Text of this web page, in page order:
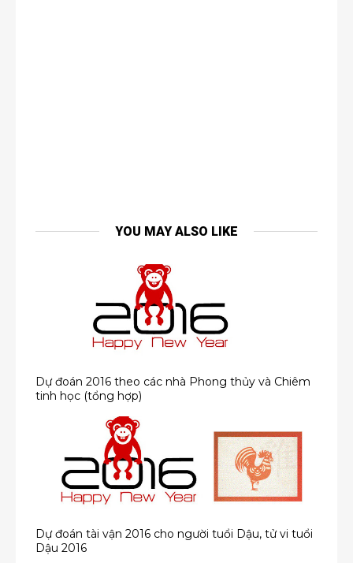
YOU MAY ALSO LIKE
Dự đoán 2016 theo các nhà Phong thủy và Chiêm
tinh học (tổng hợp)
Dự đoán tài vận 2016 cho người tuổi Dậu, tử vi tuổi
Dậu 2016